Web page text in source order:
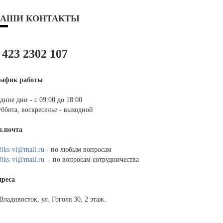
КОНТАКТЫ
2302 107
работы
дни - с 09:00 до 18:00
воскресенье - выходной
vl@mail.ru - по любым вопросам
vl@mail.ru - по вопросам сотрудничества
ул. Гоголя 30, 2 этаж.